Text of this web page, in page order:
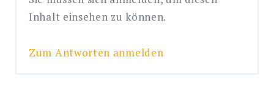
Inhalt einsehen zu können.
Zum Antworten anmelden